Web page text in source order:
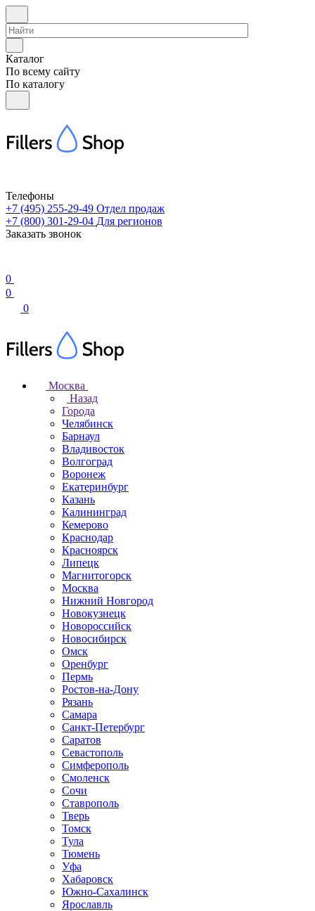
Каталог
По всему сайту
По каталогу
Телефоны
+7 (495) 255-29-49 Отдел продаж
+7 (800) 301-29-04 Для регионов
Заказать звонок
0
0
0
Москва
Назад
Города
Челябинск
Барнаул
Владивосток
Волгоград
Воронеж
Екатеринбург
Казань
Калининград
Кемерово
Краснодар
Красноярск
Липецк
Магнитогорск
Москва
Нижний Новгород
Новокузнецк
Новороссийск
Новосибирск
Омск
Оренбург
Пермь
Ростов-на-Дону
Рязань
Самара
Санкт-Петербург
Саратов
Севастополь
Симферополь
Смоленск
Сочи
Ставрополь
Тверь
Томск
Тула
Тюмень
Уфа
Хабаровск
Южно-Сахалинск
Ярославль